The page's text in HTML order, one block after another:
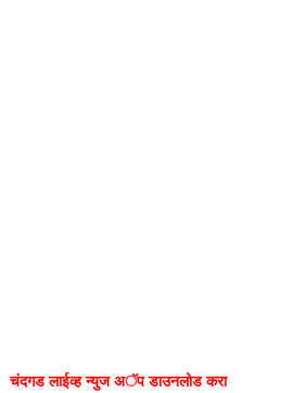
चंदगड लाईव्ह न्युज अॅप डाउनलोड करा